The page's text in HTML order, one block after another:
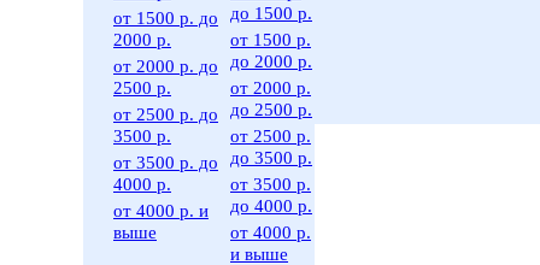
от 1500 р. до
2000 р.
от 2000 р. до
2500 р.
от 2500 р. до
3500 р.
от 3500 р. до
4000 р.
от 4000 р. и
выше
до 1500 р.
от 1500 р.
до 2000 р.
от 2000 р.
до 2500 р.
от 2500 р.
до 3500 р.
от 3500 р.
до 4000 р.
от 4000 р.
и выше